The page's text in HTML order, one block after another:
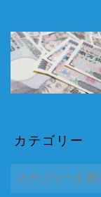
カテゴリー